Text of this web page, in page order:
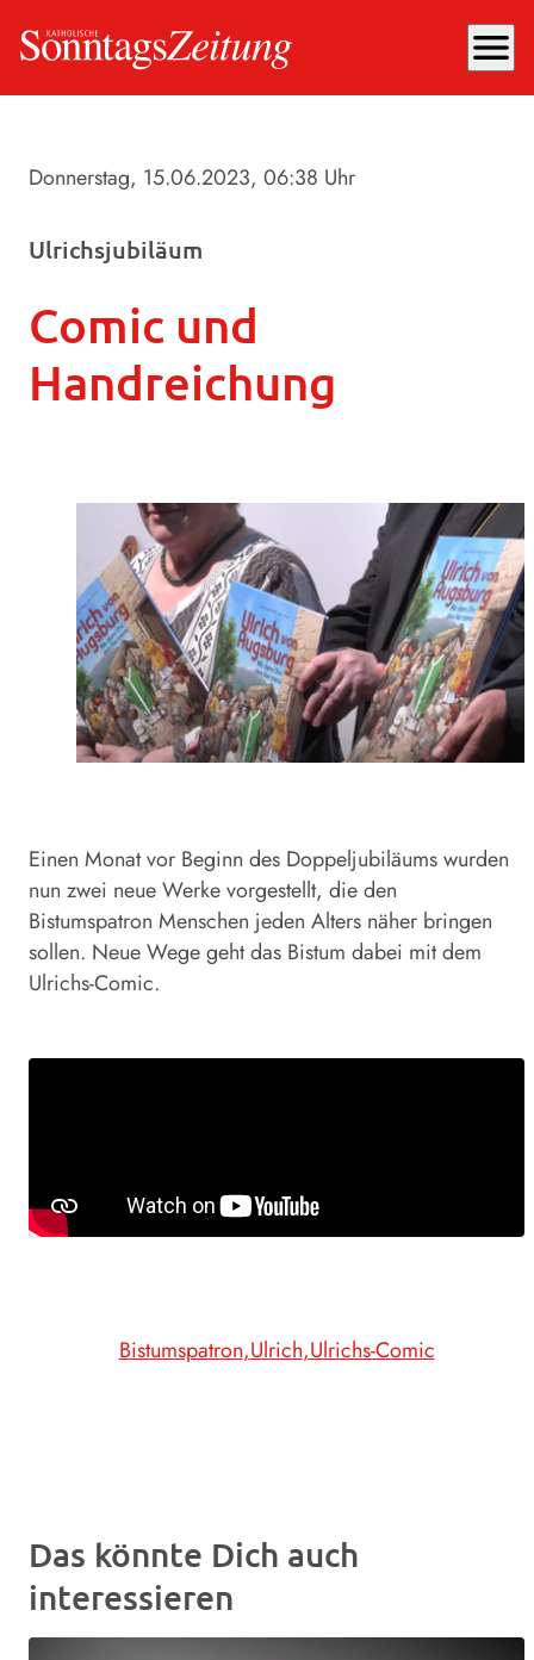
menu
Donnerstag, 15.06.2023, 06:38 Uhr
Ulrichsjubiläum
Comic und
Handreichung
Einen Monat vor Beginn des Doppeljubiläums wurden
nun zwei neue Werke vorgestellt, die den
Bistumspatron Menschen jeden Alters näher bringen
sollen. Neue Wege geht das Bistum dabei mit dem
Ulrichs-Comic.
Bistumspatron Ulrich Ulrichs-Comic
Das könnte Dich auch
interessieren